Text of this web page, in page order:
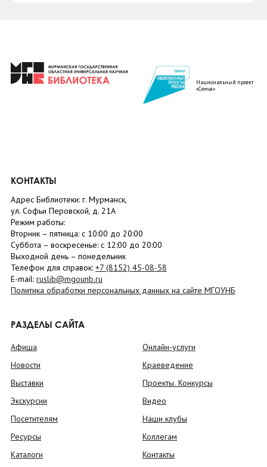
Национальный проект
«Семья»
КОНТАКТЫ
Адрес Библиотеки: г. Мурманск,
ул. Софьи Перовской, д. 21А
Режим работы:
Вторник – пятница: с 10:00 до 20:00
Суббота – воскресенье: c 12:00 до 20:00
Выходной день – понедельник
Телефон для справок: +7 (8152) 45-08-58
E-mail: ruslib@mgounb.ru
Политика обработки персональных данных на сайте МГОУНБ
РАЗДЕЛЫ САЙТА
Афиша
Новости
Выставки
Экскурсии
Посетителям
Ресурсы
Каталоги
Онлайн-услуги
Краеведение
Проекты. Конкурсы
Видео
Наши клубы
Коллегам
Контакты